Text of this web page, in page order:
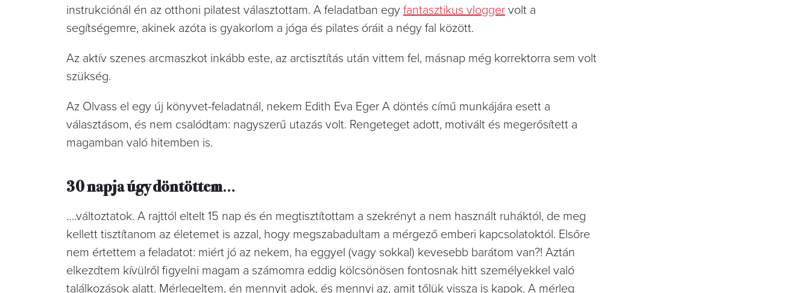
instrukciónál én az otthoni pilatest választottam. A feladatban egy fantasztikus vlogger volt a
segítségemre, akinek azóta is gyakorlom a jóga és pilates óráit a négy fal között.
Az aktív szenes arcmaszkot inkább este, az arctisztítás után vittem fel, másnap még korrektorra sem volt
szükség.
Az Olvass el egy új könyvet-feladatnál, nekem Edith Eva Eger A döntés című munkájára esett a
választásom, és nem csalódtam: nagyszerű utazás volt. Rengeteget adott, motivált és megerősített a
magamban való hitemben is.
30 napja úgy döntöttem…
….változtatok. A rajttól eltelt 15 nap és én megtisztítottam a szekrényt a nem használt ruháktól, de meg
kellett tisztítanom az életemet is azzal, hogy megszabadultam a mérgező emberi kapcsolatoktól. Elsőre
nem értettem a feladatot: miért jó az nekem, ha eggyel (vagy sokkal) kevesebb barátom van?! Aztán
elkezdtem kívülről figyelni magam a számomra eddig kölcsönösen fontosnak hitt személyekkel való
találkozások alatt. Mérlegeltem, én mennyit adok, és mennyi az, amit tőlük vissza is kapok. A mérleg